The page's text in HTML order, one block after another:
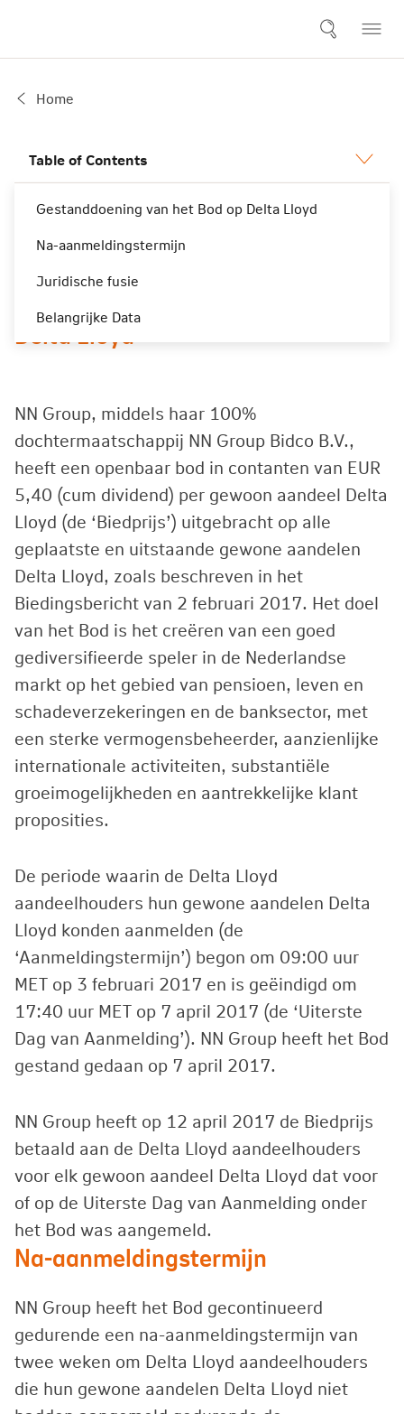
Home
Table of Contents
Gestanddoening van het Bod op Delta Lloyd
Na-aanmeldingstermijn
Juridische fusie
Belangrijke Data
Overnamebod van NN Group
op Delta Lloyd
Gestanddoening van het Bod op
Delta Lloyd
NN Group, middels haar 100%
dochtermaatschappij NN Group Bidco B.V.,
heeft een openbaar bod in contanten van EUR
5,40 (cum dividend) per gewoon aandeel Delta
Lloyd (de ‘Biedprijs’) uitgebracht op alle
geplaatste en uitstaande gewone aandelen
Delta Lloyd, zoals beschreven in het
Biedingsbericht van 2 februari 2017. Het doel
van het Bod is het creëren van een goed
gediversifieerde speler in de Nederlandse
markt op het gebied van pensioen, leven en
schadeverzekeringen en de banksector, met
een sterke vermogensbeheerder, aanzienlijke
internationale activiteiten, substantiële
groeimogelijkheden en aantrekkelijke klant
proposities.
De periode waarin de Delta Lloyd
aandeelhouders hun gewone aandelen Delta
Lloyd konden aanmelden (de
‘Aanmeldingstermijn’) begon om 09:00 uur
MET op 3 februari 2017 en is geëindigd om
17:40 uur MET op 7 april 2017 (de ‘Uiterste
Dag van Aanmelding’). NN Group heeft het Bod
gestand gedaan op 7 april 2017.
NN Group heeft op 12 april 2017 de Biedprijs
betaald aan de Delta Lloyd aandeelhouders
voor elk gewoon aandeel Delta Lloyd dat voor
of op de Uiterste Dag van Aanmelding onder
het Bod was aangemeld.
Na-aanmeldingstermijn
NN Group heeft het Bod gecontinueerd
gedurende een na-aanmeldingstermijn van
twee weken om Delta Lloyd aandeelhouders
die hun gewone aandelen Delta Lloyd niet